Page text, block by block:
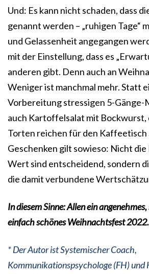
Und: Es kann nicht schaden, dass
genannt werden – „ruhigen Tage“
und Gelassenheit angegangen
mit der Einstellung, dass es
anderen gibt. Denn auch an
Weniger ist manchmal mehr. Statt
Vorbereitung stressigen 5-Gänge-
auch Kartoffelsalat mit Bockwurst,
Torten reichen für den Kaffeetisch
Geschenken gilt sowieso: Nicht
Wert sind entscheidend, sondern
die damit verbundene
In diesem Sinne: Allen ein
einfach schönes Weihnachtsfest 2022.
* Der Autor ist Systemischer Coach,
Kommunikationspsychologe (FH)